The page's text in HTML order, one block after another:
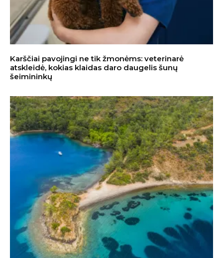
Karščiai pavojingi ne tik žmonėms: veterinarė
atskleidė, kokias klaidas daro daugelis šunų
šeimininkų